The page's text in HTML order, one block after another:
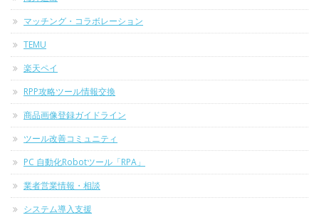
マッチング・コラボレーション
TEMU
楽天ペイ
RPP攻略ツール情報交換
商品画像登録ガイドライン
ツール改善コミュニティ
PC 自動化Robotツール「RPA」
業者営業情報・相談
システム導入支援